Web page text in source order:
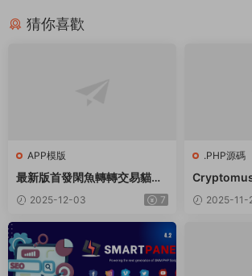
猜你喜歡
APP模版
最新版首發閑魚轉轉交易貓客
服台客服系統源碼
2025-12-03 7
.PHP源碼
e for2025-11-